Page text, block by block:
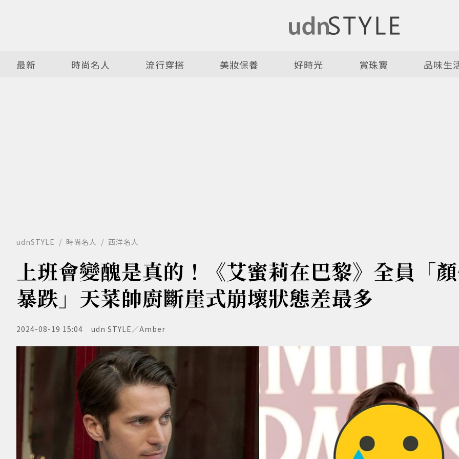
最新 時尚名人 流行穿搭 美妝保養 好時光 賞珠寶 品味生
udnSTYLE 時尚名人 西洋名人
上班會變醜是真的！《艾蜜莉在巴黎》全員「
暴跌」天菜帥廚斷崖式崩壞狀態差最多
2024-08-19 15:04 udn STYLE／Amber